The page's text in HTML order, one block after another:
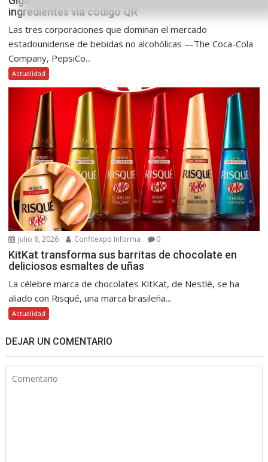
ingredientes vía código QR
Las tres corporaciones que dominan el mercado
estadounidense de bebidas no alcohólicas —The Coca-Cola
Company, PepsiCo...
Actualidad
julio 6, 2026 Confitexpo Informa 0
KitKat transforma sus barritas de chocolate en
deliciosos esmaltes de uñas
La célebre marca de chocolates KitKat, de Nestlé, se ha
aliado con Risqué, una marca brasileña...
Actualidad
DEJAR UN COMENTARIO